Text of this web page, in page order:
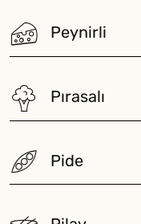
Peynirli
Pırasalı
Pide